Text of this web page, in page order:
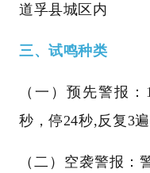
道孚县城区内
三、试鸣种类
（一）预先警报
秒，停24秒,反复3
（二）空袭警报：